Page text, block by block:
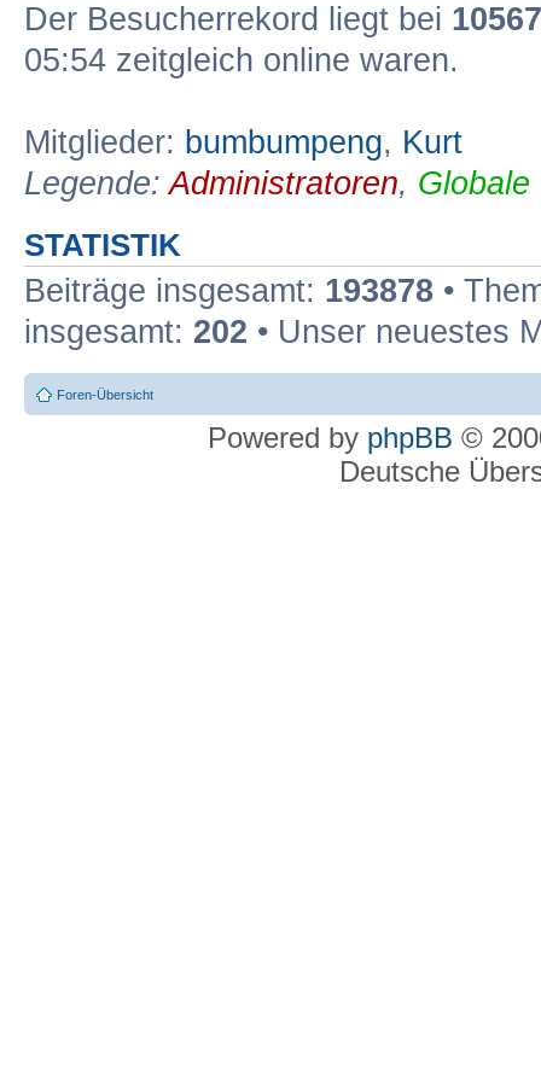
Der Besucherrekord liegt bei 10567
05:54 zeitgleich online waren.
Mitglieder: bumbumpeng, Kurt
Legende:Administratoren, Globale
STATISTIK
Beiträge insgesamt: 193878 •
insgesamt: 202 • Unser neuestes
Foren-Übersicht
Powered by phpBB ©
Deutsche